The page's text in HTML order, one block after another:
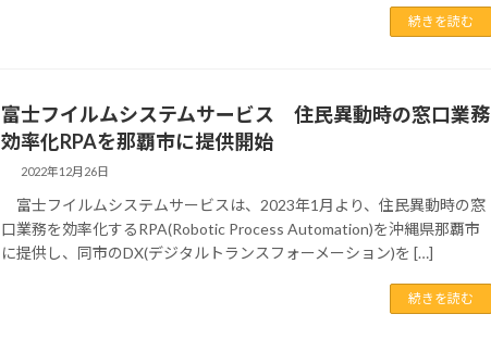
続きを読む
富士フイルムシステムサービス 住民異動時の窓口業務
効率化RPAを那覇市に提供開始
2022年12月26日
富士フイルムシステムサービスは、2023年1月より、住民異動時の窓
口業務を効率化するRPA(Robotic Process Automation)を沖縄県那覇市
に提供し、同市のDX(デジタルトランスフォーメーション)を […]
続きを読む